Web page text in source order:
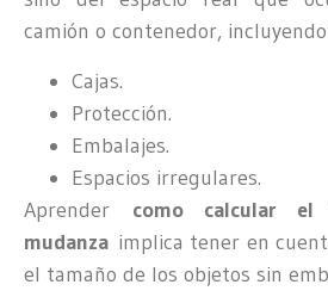
camión o contenedor,
Cajas.
Protección.
Embalajes.
Espacios irregulares.
Aprender como calcular
mudanza implica tener en
el tamaño de los objetos sin